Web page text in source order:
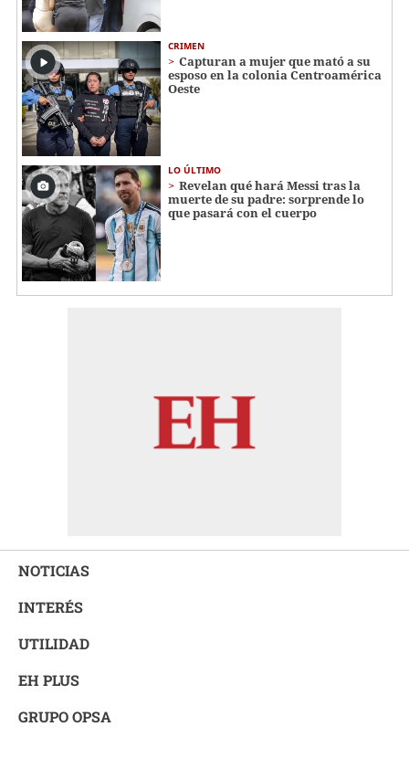
CRIMEN
Capturan a mujer que mató a su
esposo en la colonia Centroamérica
Oeste
LO ÚLTIMO
Revelan qué hará Messi tras la
muerte de su padre: sorprende lo
que pasará con el cuerpo
NOTICIAS
INTERÉS
UTILIDAD
EH PLUS
GRUPO OPSA